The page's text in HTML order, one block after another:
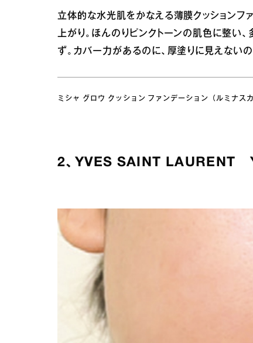
立体的な水光肌をかなえる薄膜クッションフ
上がり。ほんのりピンクトーンの肌色に整い
ず。カバー力があるのに、厚塗りに見えないの
ミシャ グロウ クッション ファンデーション（ルミナ
2、YVES SAINT LAURENT